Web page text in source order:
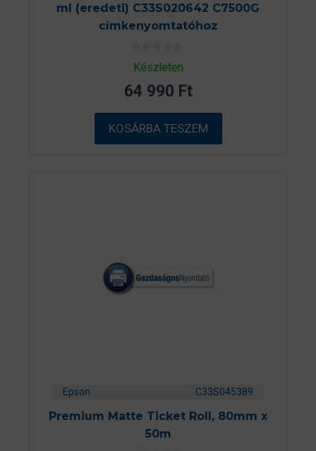
ml (eredeti) C33S020642 C7500G
címkenyomtatóhoz
0
a
5
b
ő
l
Készleten
64 990 Ft
KOSÁRBA TESZEM
Epson C33S045389
Premium Matte Ticket Roll, 80mm x
50m